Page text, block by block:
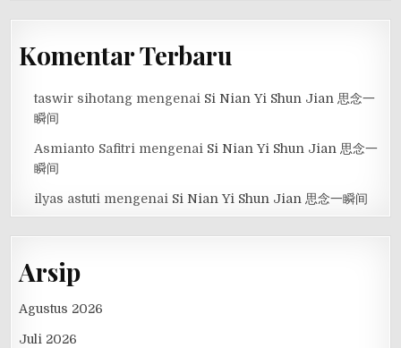
Komentar Terbaru
taswir sihotang mengenai Si Nian Yi Shun Jian 思念一
瞬间
Asmianto Safitri mengenai Si Nian Yi Shun Jian 思念一
瞬间
ilyas astuti mengenai Si Nian Yi Shun Jian 思念一瞬间
Arsip
Agustus 2026
Juli 2026